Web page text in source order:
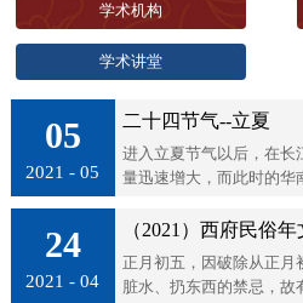
学术机构
学术讲堂
05
2021 - 05
二十四节气--立夏
进入立夏节气以后，在长
量迅速增大，而此时的华
度上的猛烈性特点。
24
2021 - 04
（2021）西府民俗
五节 早饺子午搅团
正月初五，因破除从正月
脏水、扔东西的禁忌，故